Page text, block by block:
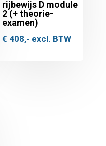
rijbewijs D module
2 (+ theorie-
examen)
€ 408,- excl. BTW